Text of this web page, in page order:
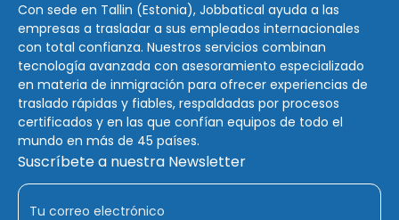
Con sede en Tallin (Estonia), Jobbatical ayuda a las
empresas a trasladar a sus empleados internacionales
con total confianza. Nuestros servicios combinan
tecnología avanzada con asesoramiento especializado
en materia de inmigración para ofrecer experiencias de
traslado rápidas y fiables, respaldadas por procesos
certificados y en las que confían equipos de todo el
mundo en más de 45 países.
Suscríbete a nuestra Newsletter